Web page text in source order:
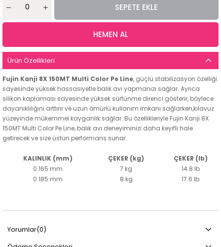
Ürün Özellikleri
Fujin Kanji 8X 150MT Multi Color Pe Line, güçlü stabilizasyon özelliği
sayesinde yüksek hassasiyetle balık avı yapmanızı sağlar. Ayrıca
silikon kaplaması sayesinde yüksek sürtünme direnci gösterir, böylece
dayanıklılığını arttırır ve uzun ömürlü kullanım imkanı sağlarken,kılavuz
yüzeyinde mükemmel kayganlık sağlar. Bu özellikleriyle Fujin Kanji 8X
150MT Multi Color Pe Line, balık avı deneyiminizi daha keyifli hale
getirecek ve size üstün performans sunar.
KALINLIK (mm) ÇEKER (kg)
ÇEKER (lb)
0.165 mm
7 kg
14.8 lb
0.185 mm
8 kg 17.6 lb
Yorumlar(0)